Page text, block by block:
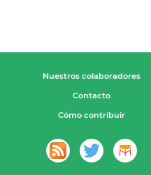
Nuestros colaboradores
Contacto
Cómo contribuir